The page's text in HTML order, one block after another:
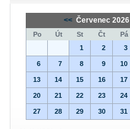
<< Červenec 2026
Po Út St Čt Pá
1
2 3
6 7 8 9 10
13 14 15 16 17
20 21 22 23 24
27 28 29 30 31